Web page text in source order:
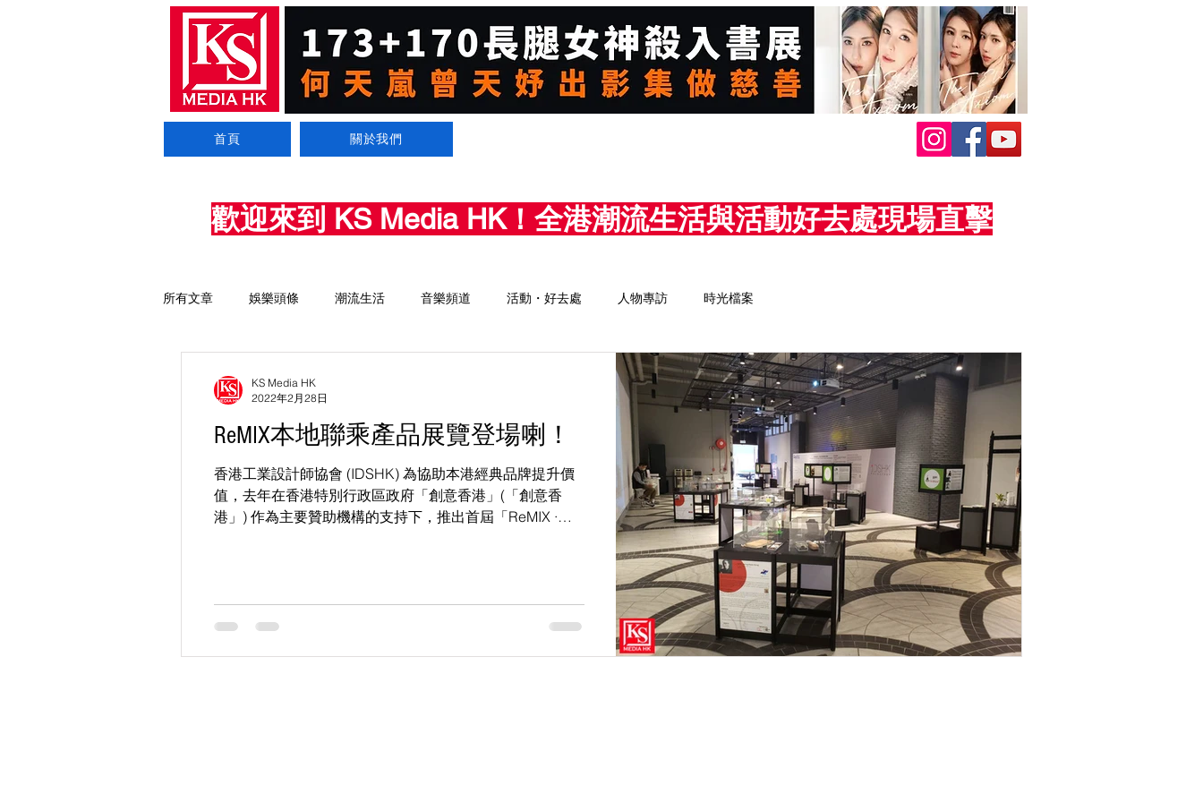
首頁 關於我們
歡迎來到 KS Media HK！全港潮流生活與活動好去處現場直擊
所有文章 娛樂頭條 潮流生活 音樂頻道 活動・好去處 人物專訪 時光檔案
ReMIX本地聯乘產品展覽登場喇！
香港工業設計師協會 (IDSHK) 為協助本港經典品牌提升價
值，去年在香港特別行政區政府「創意香港」(「創意香
港」) 作為主要贊助機構的支持下，推出首屆「ReMIX ·
KS Media HK
2022年2月28日